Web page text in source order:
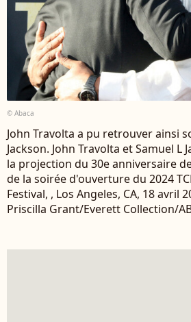
© Abaca
John Travolta a pu retrouver ainsi
Jackson. John Travolta et Samuel L
la projection du 30e anniversaire
de la soirée d'ouverture du 2024
Festival, , Los Angeles, CA, 18 avril
Priscilla Grant/Everett Collection/